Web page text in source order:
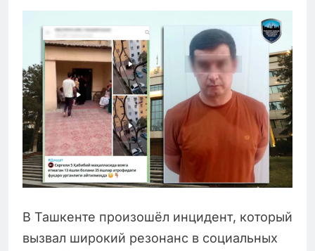
В Ташкенте произошёл инцидент, который
вызвал широкий резонанс в социальных